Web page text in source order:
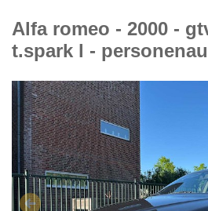
Alfa romeo - 2000 -
t.spark l -